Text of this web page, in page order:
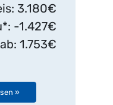
3.180€
-1.427€
1.753€
»